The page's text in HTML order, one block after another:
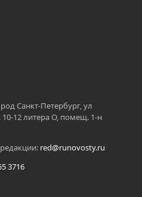
Санкт-Петербург, ул
12 литера О, помещ. 1-н
red@runovosty.ru
3716